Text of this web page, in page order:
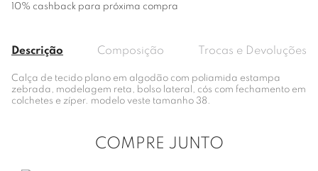
10% cashback para próxima compra
Descrição Composição Trocas e Devoluções
Calça de tecido plano em algodão com poliamida estampa
zebrada, modelagem reta, bolso lateral, cós com fechamento em
colchetes e zíper. modelo veste tamanho 38.
COMPRE JUNTO